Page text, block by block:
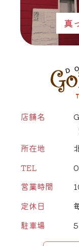
真
店舗名
所在地
TEL
営業時間
定休日
駐車場